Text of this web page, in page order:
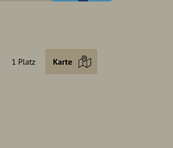
1 Platz Karte